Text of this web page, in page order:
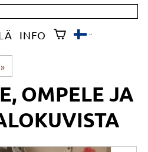
INFO
‪»
OMPELE JA